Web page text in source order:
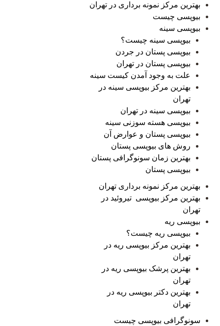
بهترین مرکز نمونه برداری در تهران
بیوپسی چیست
بیوپسی سینه
بیوپسی سینه چیست؟
بیوپسی پستان در جردن
بیوپسی پستان در تهران
علت به وجود آمدن کیست سینه
بهترین مرکز بیوپسی سینه در
تهران
بیوپسی سینه در تهران
بیوپسی هسته سوزنی سینه
بیوپسی پستان و عوارض آن
روش های بیوپسی پستان
بهترین زمان سونوگرافی پستان
بیوپسی پستان
بهترین مرکز نمونه برداری تهران
بهترین مرکز بیوپسی تیروئید در
تهران
بیوپسی ریه
بیوپسی ریه چیست؟
بهترین مرکز بیوپسی ریه در
تهران
بهترین پرشک بیوپسی ریه در
تهران
بهترین دکتر بیوپسی ریه در
تهران
سونوگرافی بیوپسی چیست